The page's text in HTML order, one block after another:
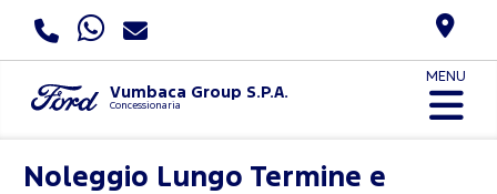
Vumbaca Group S.P.A.
Concessionaria
MENU
Noleggio Lungo Termine e